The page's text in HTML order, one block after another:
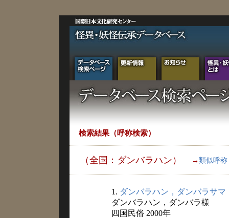
検索結果（呼称検索）
（全国：ダンバラハン） → 類似呼称
1. ダンバラハン，ダンバラサマ
ダンバラハン，ダンバラ様
四国民俗 2000年